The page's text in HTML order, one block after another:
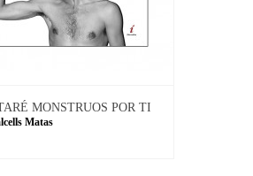
MONSTRUOS POR TI
Matas